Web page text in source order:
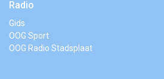
Radio
Gids
OOG Sport
OOG Radio Stadsplaat